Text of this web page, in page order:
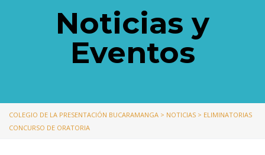
Noticias y
Eventos
COLEGIO DE LA PRESENTACIÓN BUCARAMANGA > NOTICIAS > ELIMINATORIAS
CONCURSO DE ORATORIA